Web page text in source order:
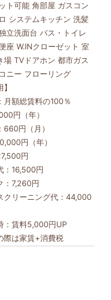
ト可能 角部屋 ガスコン
システムキッチン 洗髪
立洗面台 バス・トイレ
座 W.INクローゼット 室
場 TVドアホン 都市ガス
ニー フローリング
月額総賃料の100％
円（年）
660円（月）
円（年）
円
：16,500円
：7,260円
クリーニング代：44,000
：賃料5,000円UP
際は家賃+消費税